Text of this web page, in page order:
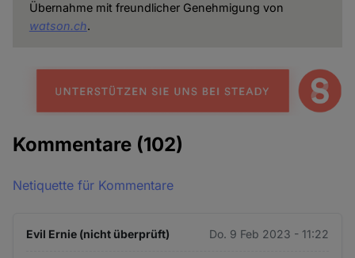
Übernahme mit freundlicher Genehmigung von
watson.ch.
Kommentare (102)
Netiquette für Kommentare
Evil Ernie (nicht überprüft) Do. 9 Feb 2023 - 11:22